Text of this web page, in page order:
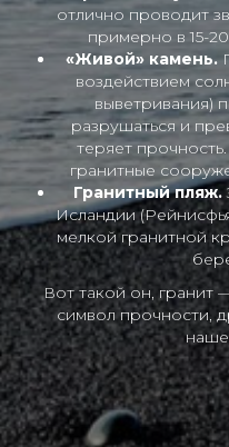
отлично проводит
примерно в 15-
«Живой» камень.
воздействием
выветривания)
разрушаться и
теряет
гранитные
Гранитный пляж.
Исландии
мелкой гранитной
Вот такой он, гранит
символ прочности,